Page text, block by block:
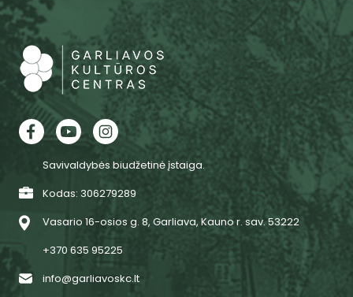
Savivaldybės biudžetinė įstaiga.
Kodas: 306279289
Vasario 16-osios g. 8, Garliava, Kauno r. sav. 53222
+370 635 95225
info@garliavoskc.lt